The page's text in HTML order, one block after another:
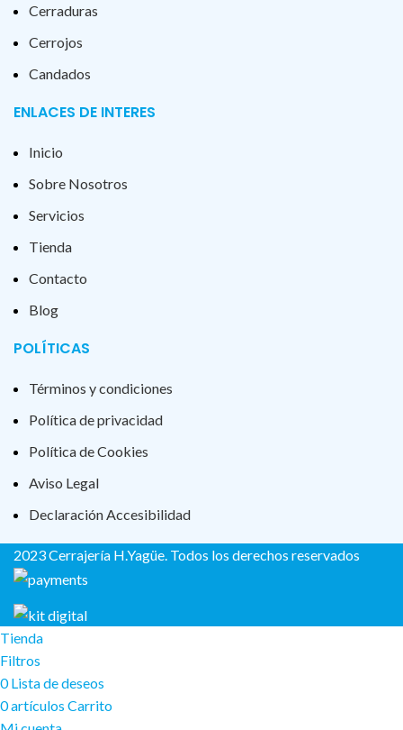
Cerraduras
Cerrojos
Candados
ENLACES DE INTERES
Inicio
Sobre Nosotros
Servicios
Tienda
Contacto
Blog
POLÍTICAS
Términos y condiciones
Política de privacidad
Política de Cookies
Aviso Legal
Declaración Accesibilidad
2023 Cerrajería H.Yagüe. Todos los derechos reservados
Tienda
Filtros
0Lista de deseos
0artículos Carrito